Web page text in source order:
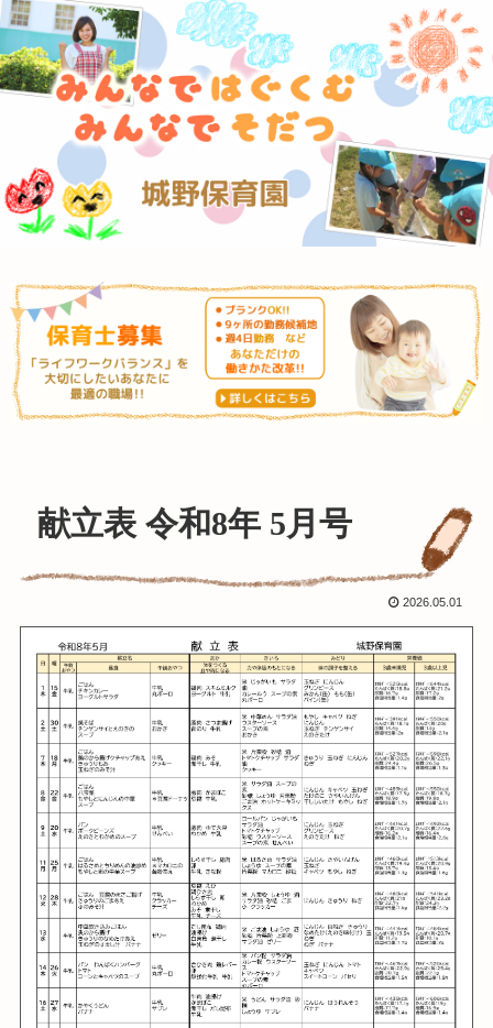
献立表 令和8年 5月号
2026.05.01